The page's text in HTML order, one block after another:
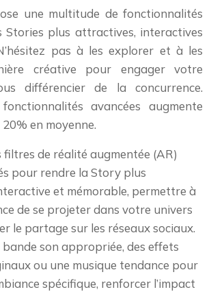
une multitude de fonctionnalités
Stories plus attractives, interactives
pas à les explorer et à les
créative pour engager votre
différencier de la concurrence.
avancées augmente
20% en moyenne.
filtres de réalité augmentée (AR)
pour rendre la Story plus
et mémorable, permettre à
de se projeter dans votre univers
le partage sur les réseaux sociaux.
son appropriée, des effets
ou une musique tendance pour
spécifique, renforcer l’impact